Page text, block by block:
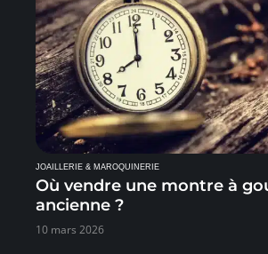
JOAILLERIE & MAROQUINERIE
Où vendre une montre à
ancienne ?
10 mars 2026